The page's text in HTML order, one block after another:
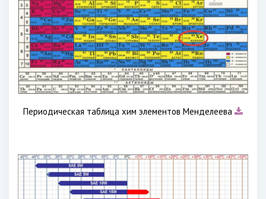
Периодическая таблица хим элементов Менделеева